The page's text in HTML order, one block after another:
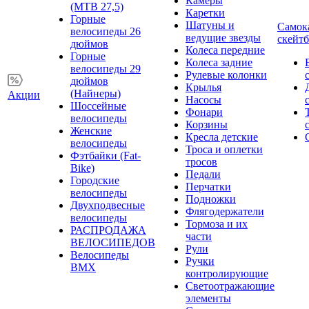
Акции
(MTB 27,5)
Горные
велосипеды 26
дюймов
Горные
велосипеды 29
дюймов
(Найнеры)
Шоссейные
велосипеды
Женские
велосипеды
Фэтбайки (Fat-
Bike)
Городские
велосипеды
Двухподвесные
велосипеды
РАСПРОДАЖА
ВЕЛОСИПЕДОВ
Велосипеды
BMX
Каретки
Шатуны и
ведущие звезды
Колеса передние
Колеса задние
Рулевые колонки
Крылья
Насосы
Фонари
Корзины
Кресла детские
Троса и оплетки
тросов
Педали
Перчатки
Подножки
Флягодержатели
Тормоза и их
части
Рули
Ручки
контролирующие
Светоотражающие
элементы